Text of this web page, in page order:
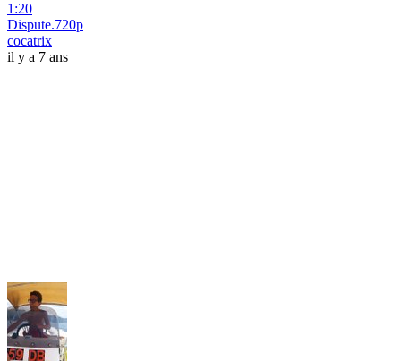
1:20
Dispute.720p
cocatrix
il y a 7 ans